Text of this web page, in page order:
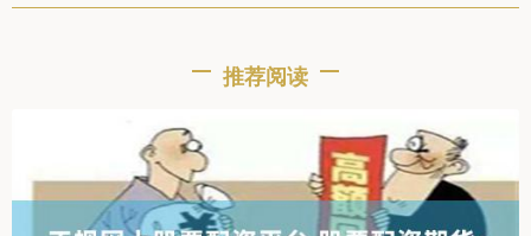
推荐阅读